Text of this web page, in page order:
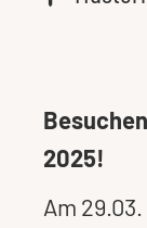
2025!
Am